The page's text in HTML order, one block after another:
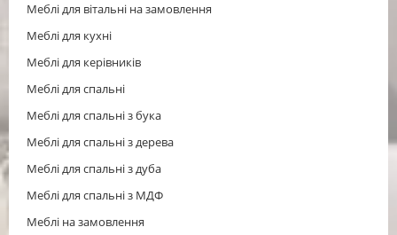
Меблі для вітальні на замовлення
Меблі для кухні
Меблі для керівників
Меблі для спальні
Меблі для спальні з бука
Меблі для спальні з дерева
Меблі для спальні з дуба
Меблі для спальні з МДФ
Меблі на замовлення